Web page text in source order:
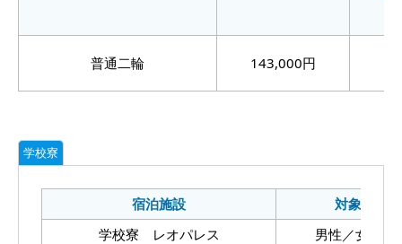
普通二輪 143,000円
学校寮
宿泊施設
対象
学校寮 レオパレス
男性／女性